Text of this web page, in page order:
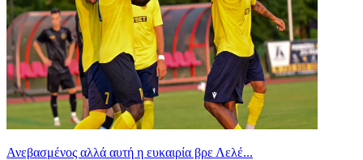
Ανεβασμένος αλλά αυτή η ευκαιρία βρε Λελέ...